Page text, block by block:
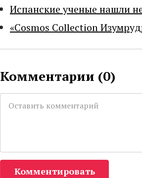
Испанские ученые нашли
«Cosmos Collection
Комментарии (0)
Комментировать